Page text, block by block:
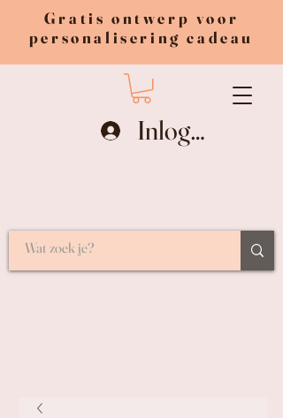
Gratis ontwerp voor
personalisering cadeau
Inloggen